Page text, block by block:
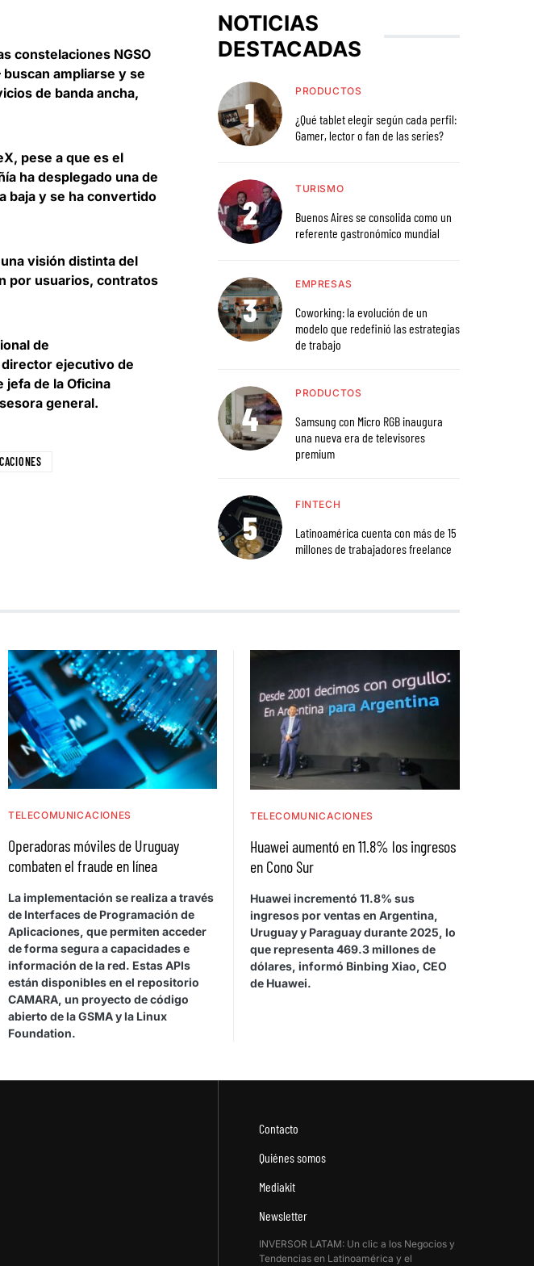
constelaciones NGSO
ampliarse y se
de banda ancha,
pese a que es el
ha desplegado una de
baja y se ha convertido
visión distinta del
por usuarios, contratos
de
director ejecutivo de
jefa de la Oficina
general.
NOTICIAS
DESTACADAS
PRODUCTOS
¿Qué tablet elegir según cada perfil:
Gamer, lector o fan de las series?
TURISMO
Buenos Aires se consolida como un
referente gastronómico mundial
EMPRESAS
Coworking: la evolución de un
modelo que redefinió las estrategias
de trabajo
PRODUCTOS
Samsung con Micro RGB inaugura
una nueva era de televisores
premium
FINTECH
Latinoamérica cuenta con más de 15
millones de trabajadores freelance
TELECOMUNICACIONES
Operadoras móviles de Uruguay
combaten el fraude en línea
La implementación se realiza a través
de Interfaces de Programación de
Aplicaciones, que permiten acceder
de forma segura a capacidades e
información de la red. Estas APIs
están disponibles en el repositorio
CAMARA, un proyecto de código
abierto de la GSMA y la Linux
Foundation.
TELECOMUNICACIONES
Huawei aumentó en 11.8% los ingresos
en Cono Sur
Huawei incrementó 11.8% sus
ingresos por ventas en Argentina,
Uruguay y Paraguay durante 2025, lo
que representa 469.3 millones de
dólares, informó Binbing Xiao, CEO
de Huawei.
Contacto
Quiénes somos
Mediakit
Newsletter
INVERSOR LATAM: Un clic a los Negocios y
Tendencias en Latinoamérica y el